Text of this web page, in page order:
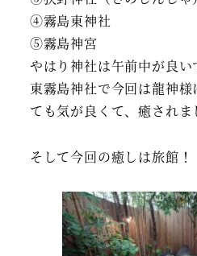
④霧島東神社
⑤霧島神宮
やはり神社は午前中が良い
東霧島神社で今回は龍神
ても気が良くて、癒されま
そして今回の癒しは旅館！